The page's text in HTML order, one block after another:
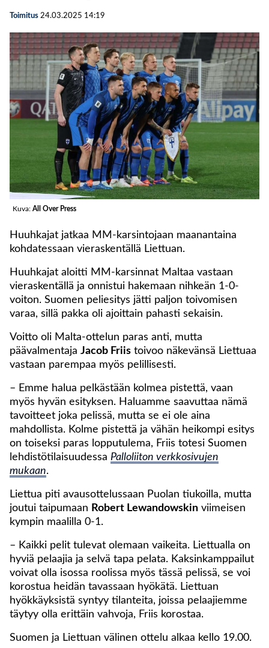
Toimitus 24.03.2025 14:19
Kuva: All Over Press
Huuhkajat jatkaa MM-karsintojaan maanantaina
kohdatessaan vieraskentällä Liettuan.
Huuhkajat aloitti MM-karsinnat Maltaa vastaan
vieraskentällä ja onnistui hakemaan nihkeän 1-0-
voiton. Suomen peliesitys jätti paljon toivomisen
varaa, sillä pakka oli ajoittain pahasti sekaisin.
Voitto oli Malta-ottelun paras anti, mutta
päävalmentaja Jacob Friis toivoo näkevänsä Liettuaa
vastaan parempaa myös pelillisesti.
– Emme halua pelkästään kolmea pistettä, vaan
myös hyvän esityksen. Haluamme saavuttaa nämä
tavoitteet joka pelissä, mutta se ei ole aina
mahdollista. Kolme pistettä ja vähän heikompi esitys
on toiseksi paras lopputulema, Friis totesi Suomen
lehdistötilaisuudessa Palloliiton verkkosivujen
mukaan.
Liettua piti avausottelussaan Puolan tiukoilla, mutta
joutui taipumaan Robert Lewandowskin viimeisen
kympin maalilla 0-1.
– Kaikki pelit tulevat olemaan vaikeita. Liettualla on
hyviä pelaajia ja selvä tapa pelata. Kaksinkamppailut
voivat olla isossa roolissa myös tässä pelissä, se voi
korostua heidän tavassaan hyökätä. Liettuan
hyökkäyksistä syntyy tilanteita, joissa pelaajiemme
täytyy olla erittäin vahvoja, Friis korostaa.
Suomen ja Liettuan välinen ottelu alkaa kello 19.00.